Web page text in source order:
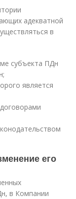
адекватной
в
субъекта ПДн
является
его
в Компании